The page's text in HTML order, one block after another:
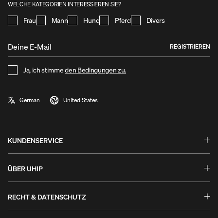
WELCHE KATEGORIEN INTERESSIEREN SIE?
Frau Mann Hund Pferd Divers
REGISTRIEREN
Ja, ich stimmeden Bedingungen zu.
KUNDENSERVICE
Fragen & Antworten
Umtausch & Rückgabe
ÜBER UHIP
Stories
Uhip Store
RECHT & DATENSCHUTZ
Geschäftsbedingungen